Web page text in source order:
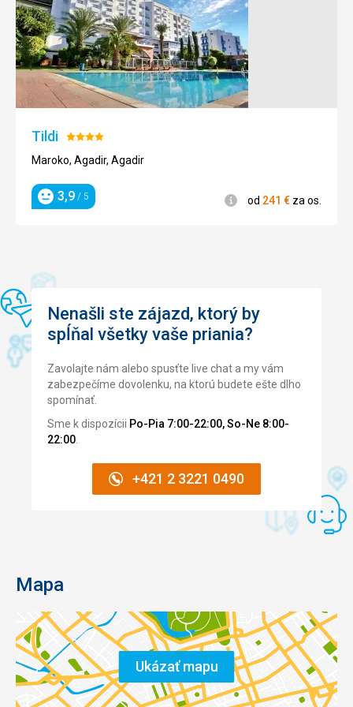
Tildi Hodnotenie:
4/5
Maroko, Agadir, Agadir
Hodnotenie
3,9 / 5 Informácie
od 241 € za os.
Nenašli ste zájazd, ktorý by
spĺňal všetky vaše priania?
Zavolajte nám alebo spusťte live chat a my vám
zabezpečíme dovolenku, na ktorú budete ešte dlho
spomínať.
Sme k dispozícii Po-Pia 7:00-22:00, So-Ne 8:00-
22:00
+421 2 3221 0490
Mapa
Ukázať mapu